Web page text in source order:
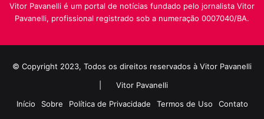
Vitor Pavanelli é um portal de notícias fundado pelo jornalista Vitor
Pavanelli, profissional registrado sob a numeração 0007040/BA.
© Copyright 2023, Todos os direitos reservados à Vitor Pavanelli
Vitor Pavanelli
Início
Sobre Política de Privacidade Termos de Uso Contato